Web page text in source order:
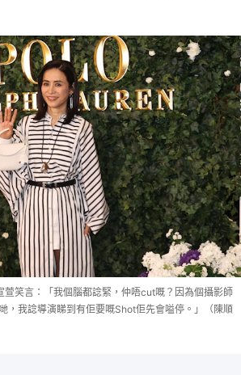
萱笑言：「我個腦都諗緊，仲唔cut嘅？因為個攝影師
，我諗導演睇到有佢要嘅Shot佢先會嗌停。」（陳順